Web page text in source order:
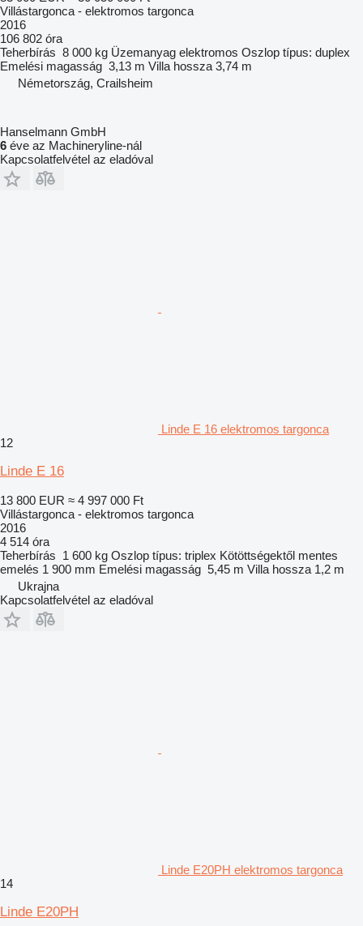
Villástargonca - elektromos targonca
2016
106 802 óra
Teherbírás 8 000 kg Üzemanyag elektromos Oszlop típus: duplex
Emelési magasság 3,13 m Villa hossza 3,74 m
Németország, Crailsheim
Hanselmann GmbH
6 éve az Machineryline-nál
Kapcsolatfelvétel az eladóval
Linde E 16 elektromos targonca
12
Linde E 16
13 800 EUR ≈ 4 997 000 Ft
Villástargonca - elektromos targonca
2016
4 514 óra
Teherbírás 1 600 kg Oszlop típus: triplex Kötöttségektől mentes
emelés 1 900 mm Emelési magasság 5,45 m Villa hossza 1,2 m
Ukrajna
Kapcsolatfelvétel az eladóval
Linde E20PH elektromos targonca
14
Linde E20PH